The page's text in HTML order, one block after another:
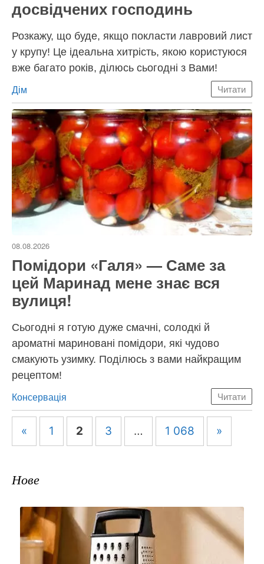
досвідчених господинь
Розкажу, що буде, якщо покласти лавровий лист
у крупу! Це ідеальна хитрість, якою користуюся
вже багато років, ділюсь сьогодні з Вами!
Категорії
Дім Читати
08.08.2026
Помідори «Галя» — Саме за
цей Маринад мене знає вся
вулиця!
Сьогодні я готую дуже смачні, солодкі й
ароматні мариновані помідори, які чудово
смакують узимку. Поділюсь з вами найкращим
рецептом!
Категорії
Консервація Читати
Навігація
« 1 2 3 … 1 068 »
Нове